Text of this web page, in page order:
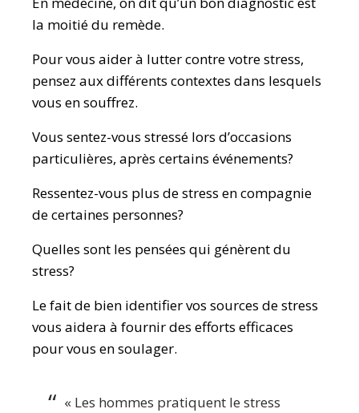
la moitié du remède.
Pour vous aider à lutter contre votre stress,
pensez aux différents contextes dans lesquels
vous en souffrez.
Vous sentez-vous stressé lors d’occasions
particulières, après certains événements?
Ressentez-vous plus de stress en compagnie
de certaines personnes?
Quelles sont les pensées qui génèrent du
stress?
Le fait de bien identifier vos sources de stress
vous aidera à fournir des efforts efficaces
pour vous en soulager.
« Les hommes pratiquent le stress